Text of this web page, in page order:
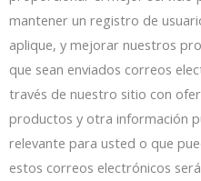
mantener un registro de
aplique, y mejorar nuestros
que sean enviados correos
través de nuestro sitio con
productos y otra información
relevante para usted o que
estos correos electrónicos